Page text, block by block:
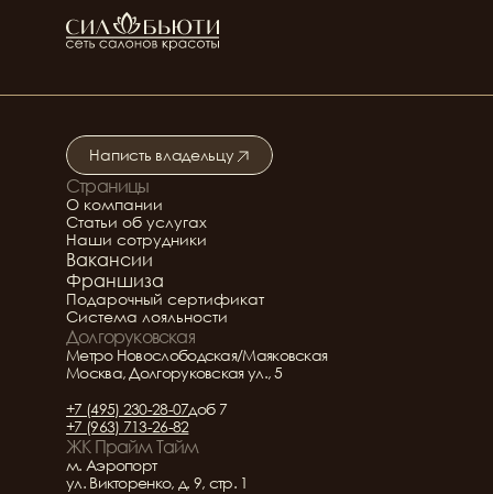
Страницы
О компании
Статьи об услугах
Наши сотрудники
Вакансии
Франшиза
Подарочный сертификат
Система лояльности
Написть владельцу
Подробнее о салоне
Долгоруковская
Метро Новослободская/Маяковская
Москва, Долгоруковская ул., 5
+7 (495) 230-28-07доб 7
+7 (963) 713-26-82
ЖК Прайм Тайм
м. Аэропорт
ул. Викторенко, д. 9, стр. 1